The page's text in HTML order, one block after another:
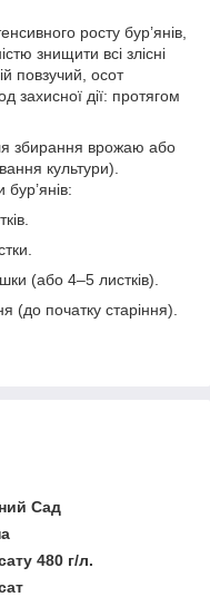
росту бур’янів,
знищити всі злісні
повзучий, осот
захисної дії: протягом
збирання врожаю або
культури).
(або 4–5 листків).
(до початку старіння).
Сад
480 г/л.